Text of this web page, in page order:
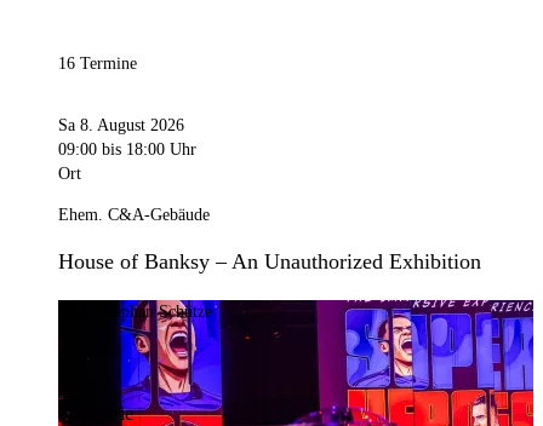
16 Termine
Sa 8. August 2026
09:00 bis 18:00 Uhr
Ort
Ehem. C&A-Gebäude
House of Banksy – An Unauthorized Exhibition
Stephan Schütze
Kategorie